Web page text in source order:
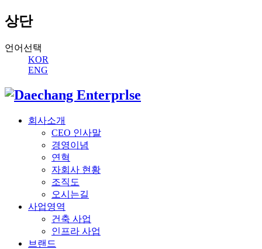
상단
언어선택
KOR
ENG
회사소개
CEO 인사말
경영이념
연혁
자회사 현황
조직도
오시는길
사업영역
건축 사업
인프라 사업
브랜드